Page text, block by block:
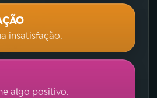
insatisfação.
algo positivo.